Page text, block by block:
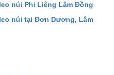
núi Phi Liêng Lâm Đồng
núi tại Đơn Dương, Lâm